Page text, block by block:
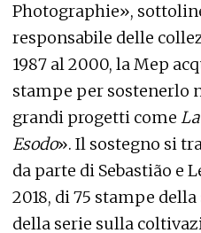
Photographie»,
responsabile delle
1987 al 2000, la Mep
stampe per sostenerlo
grandi progetti come
Esodo». Il sostegno si
da parte di Sebastião e
2018, di 75 stampe della
della serie sulla